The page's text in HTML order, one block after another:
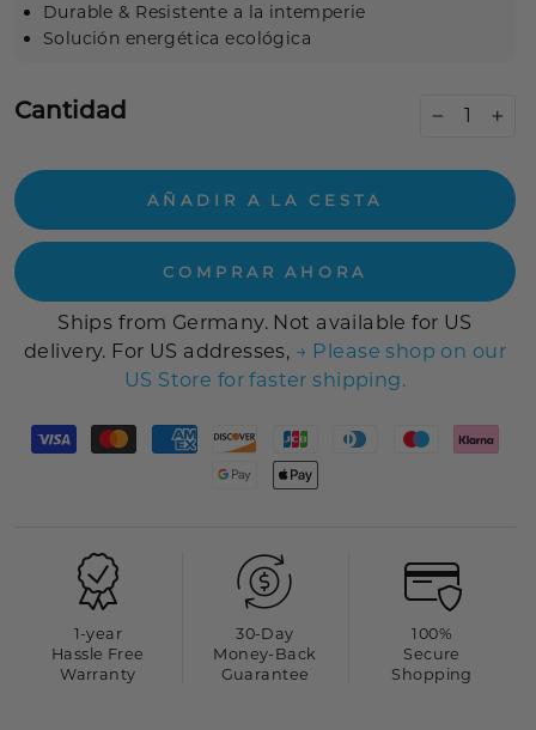
Durable & Resistente a la intemperie
Solución energética ecológica
Cantidad
AÑADIR A LA CESTA
COMPRAR AHORA
Ships from Germany. Not available for US
delivery. For US addresses, → Please shop on our
US Store for faster shipping.
1-year
Hassle Free
Warranty
30-Day
Money-Back
Guarantee
100%
Secure
Shopping